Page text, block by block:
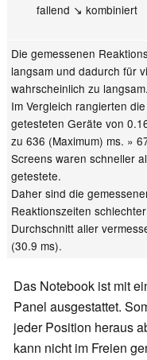
fallend ↘ kombiniert
Die gemessenen
langsam und dadurch für
wahrscheinlich zu langsam.
Im Vergleich rangierten
getesteten Geräte von
zu 636 (Maximum) ms. »
Screens waren schneller
getestete.
Daher sind die
Reaktionszeiten
Durchschnitt aller
(30.9 ms).
Das Notebook ist mit
Panel ausgestattet.
jeder Position heraus
kann nicht im Freien